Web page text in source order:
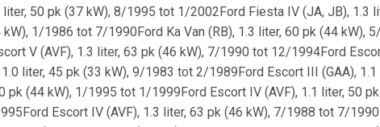
50 pk (37 kW), 8/1995 tot 1/2002Ford Fiesta IV (JA, JB), 1.3
kW), 1/1986 tot 7/1990Ford Ka Van (RB), 1.3 liter, 60 pk (44
V (AVF), 1.3 liter, 63 pk (46 kW), 7/1990 tot 12/1994Ford
liter, 45 pk (33 kW), 9/1983 tot 2/1989Ford Escort III (GAA),
pk (44 kW), 1/1995 tot 1/1999Ford Escort IV (AVF), 1.1 liter, 50
Escort IV (AVF), 1.3 liter, 63 pk (46 kW), 7/1988 tot 7/